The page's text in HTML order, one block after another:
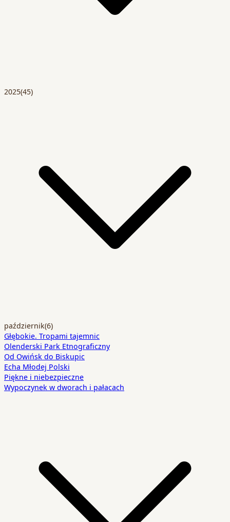
2025(45)
październik(6)
Głębokie. Tropami tajemnic
Olenderski Park Etnograficzny
Od Owińsk do Biskupic
Echa Młodej Polski
Piękne i niebezpieczne
Wypoczynek w dworach i pałacach